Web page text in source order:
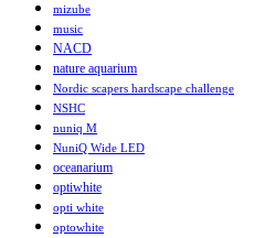
mizube
music
NACD
nature aquarium
Nordic scapers hardscape challenge
NSHC
nuniq M
NuniQ Wide LED
oceanarium
optiwhite
opti white
optowhite